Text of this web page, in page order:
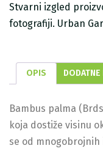
Stvarni izgled
fotografiji. Urban
OPIS DODATNE
Bambus palma
koja dostiže visinu
se od mnogobrojnih